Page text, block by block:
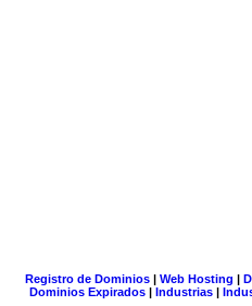
Registro de Dominios| Web Hosting |
Dominios Expirados | Industrias |